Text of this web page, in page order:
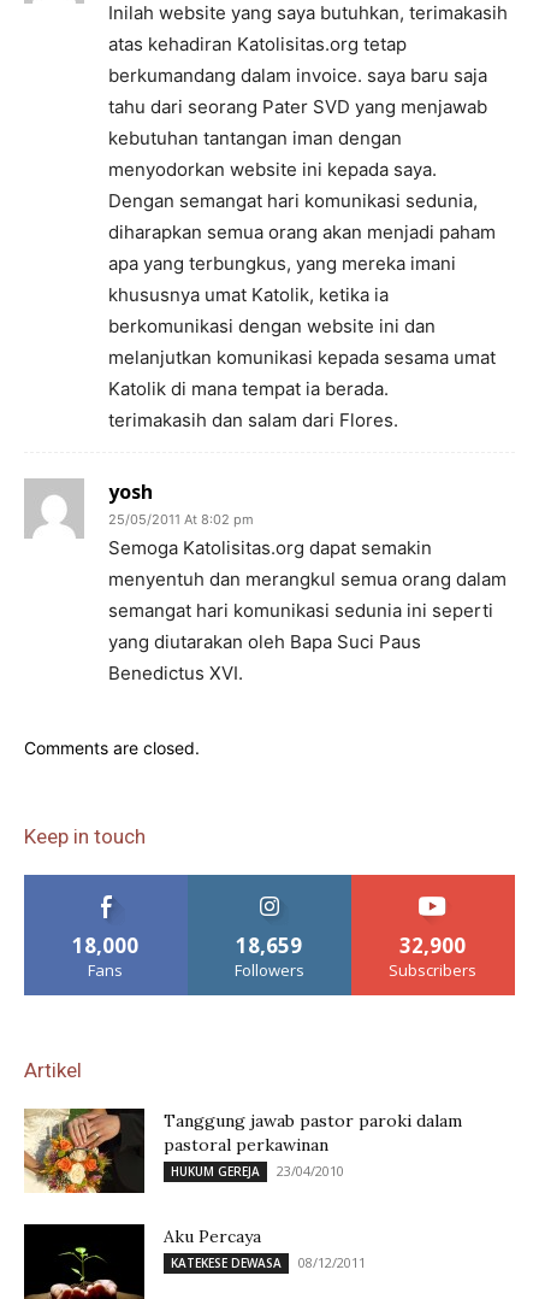
Inilah website yang saya butuhkan, terimakasih
atas kehadiran Katolisitas.org tetap
berkumandang dalam invoice. saya baru saja
tahu dari seorang Pater SVD yang menjawab
kebutuhan tantangan iman dengan
menyodorkan website ini kepada saya.
Dengan semangat hari komunikasi sedunia,
diharapkan semua orang akan menjadi paham
apa yang terbungkus, yang mereka imani
khususnya umat Katolik, ketika ia
berkomunikasi dengan website ini dan
melanjutkan komunikasi kepada sesama umat
Katolik di mana tempat ia berada.
terimakasih dan salam dari Flores.
yosh
25/05/2011 At 8:02 pm
Semoga Katolisitas.org dapat semakin
menyentuh dan merangkul semua orang dalam
semangat hari komunikasi sedunia ini seperti
yang diutarakan oleh Bapa Suci Paus
Benedictus XVI.
Comments are closed.
Keep in touch
18,000
Fans
18,659
Followers
32,900
Subscribers
Artikel
Tanggung jawab pastor paroki dalam
pastoral perkawinan
HUKUM GEREJA 23/04/2010
Aku Percaya
KATEKESE DEWASA 08/12/2011